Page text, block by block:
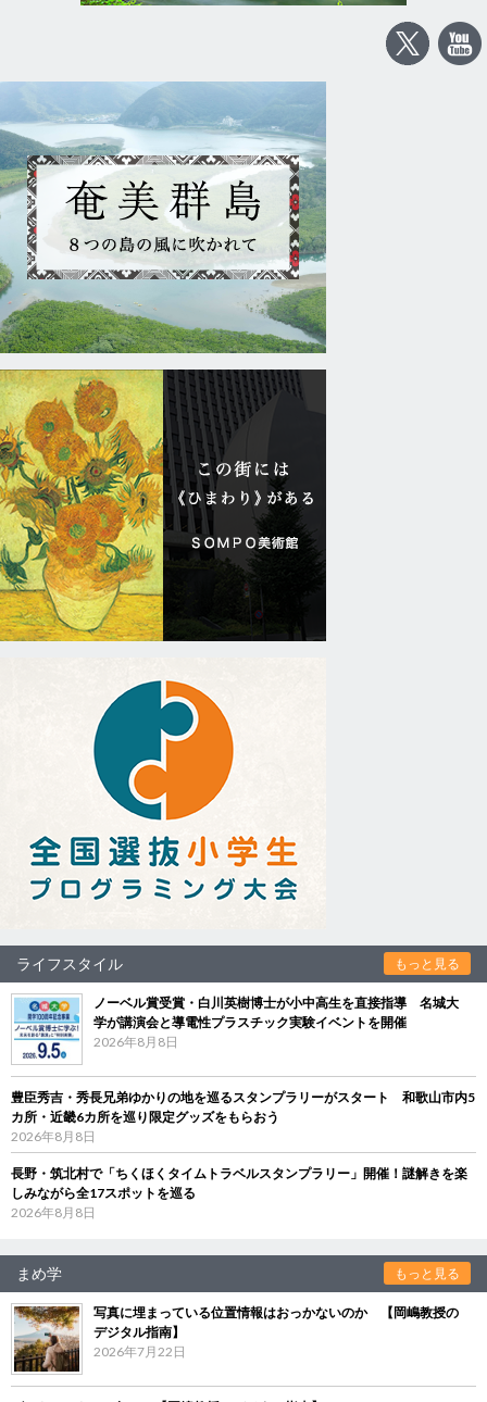
ライフスタイル もっと見る
ノーベル賞受賞・白川英樹博士が小中高生を直接指導 名城大
学が講演会と導電性プラスチック実験イベントを開催
2026年8月8日
豊臣秀吉・秀長兄弟ゆかりの地を巡るスタンプラリーがスタート 和歌山市内5
カ所・近畿6カ所を巡り限定グッズをもらおう
2026年8月8日
長野・筑北村で「ちくほくタイムトラベルスタンプラリー」開催！謎解きを楽
しみながら全17スポットを巡る
2026年8月8日
まめ学 もっと見る
写真に埋まっている位置情報はおっかないのか 【岡嶋教授の
デジタル指南】
2026年7月22日